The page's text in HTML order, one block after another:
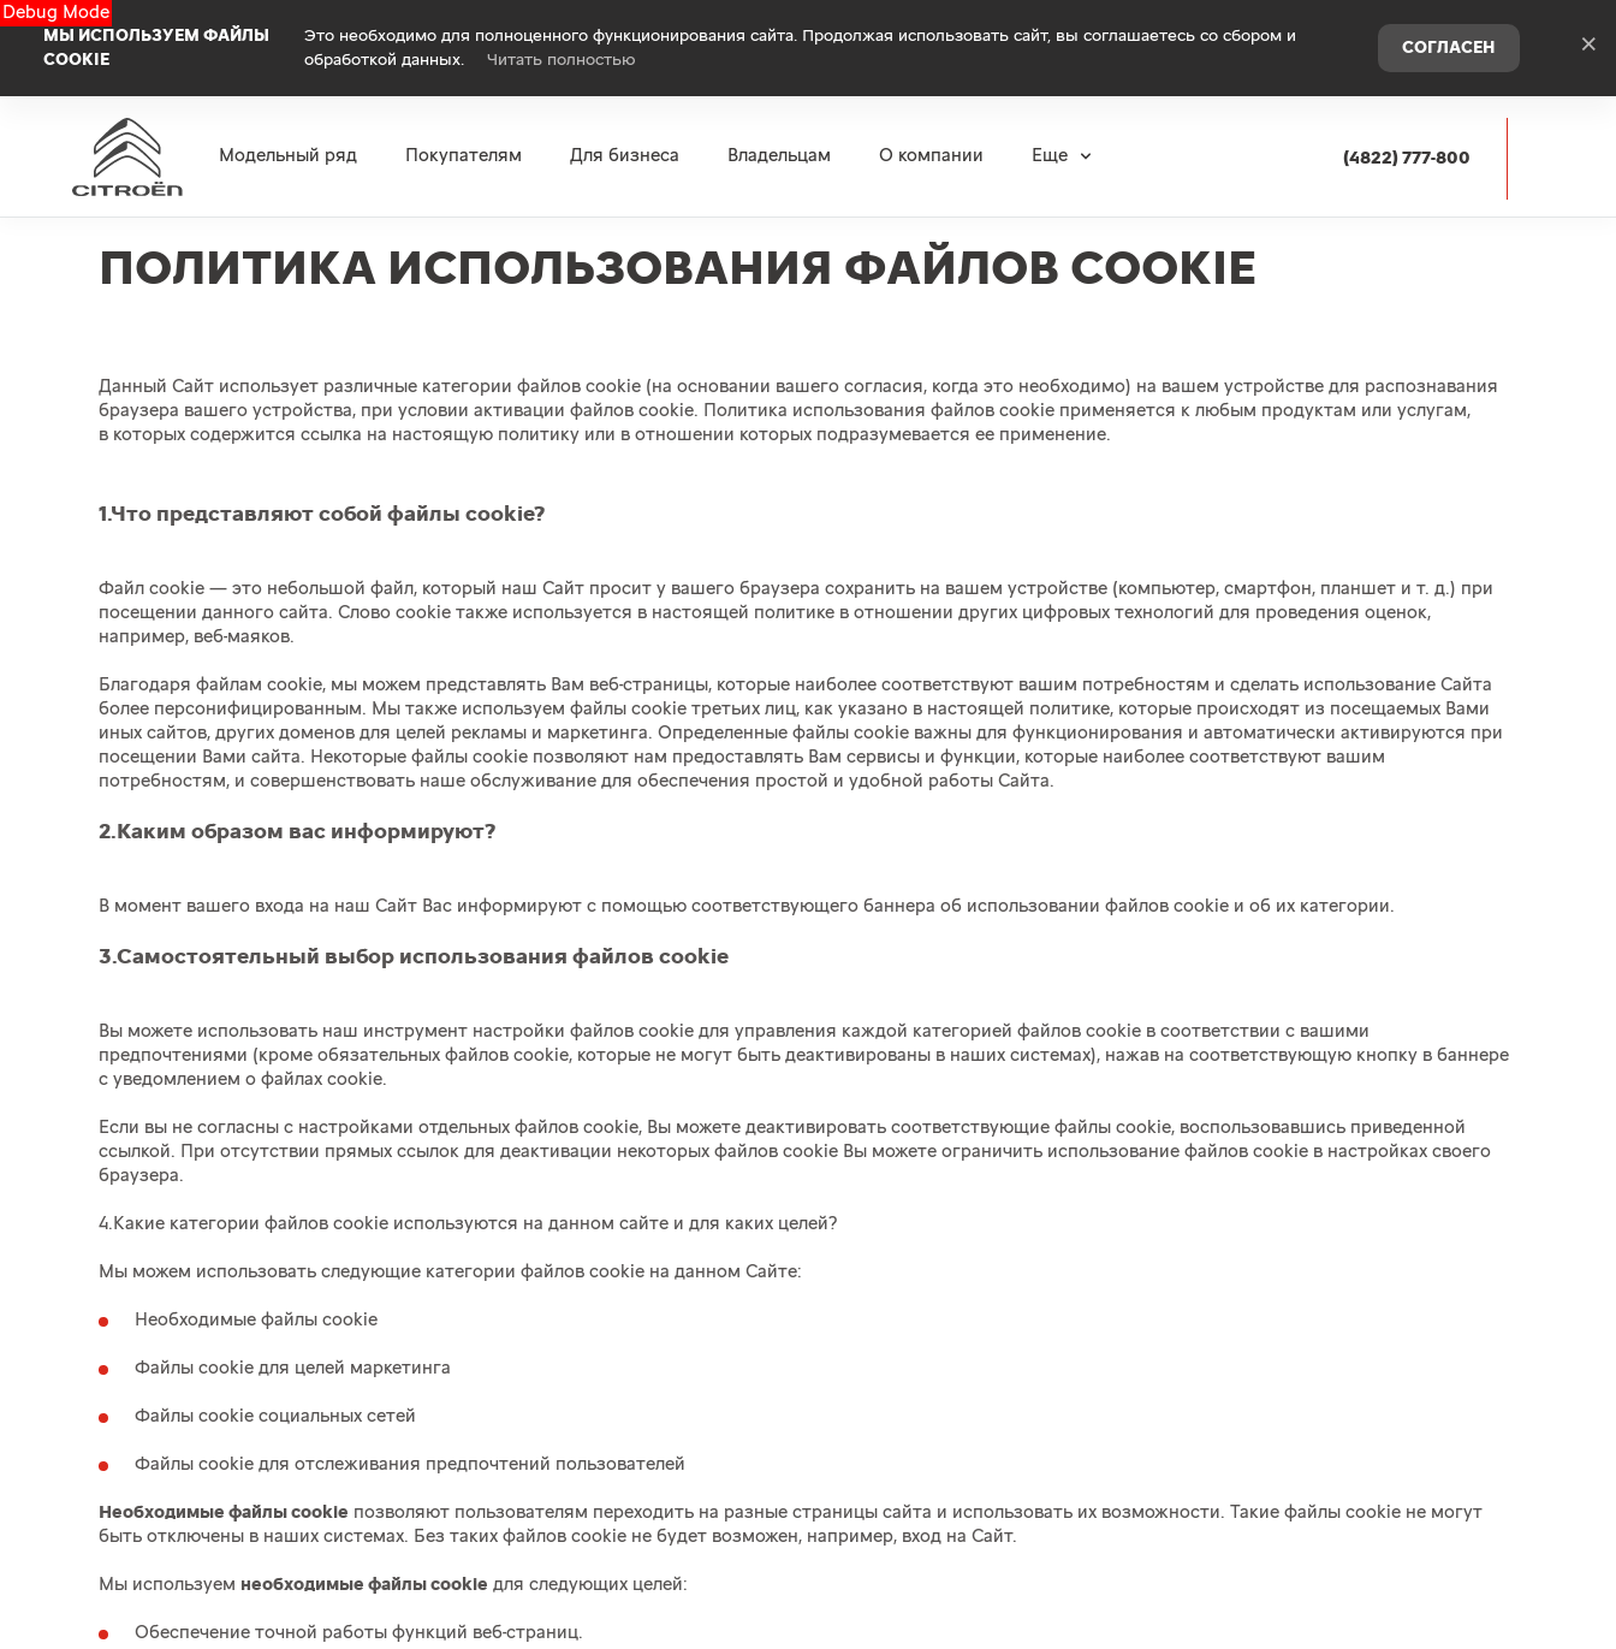
Debug Mode
МЫ ИСПОЛЬЗУЕМ ФАЙЛЫ
COOKIE
Это необходимо для полноценного функционирования сайта. Продолжая использовать сайт, вы соглашаетесь со сбором и
обработкой данных.
Читать полностью
СОГЛАСЕН ×
Модельный ряд Покупателям Для бизнеса Владельцам О компании Еще (4822) 777-800
ПОЛИТИКА ИСПОЛЬЗОВАНИЯ ФАЙЛОВ COOKIE
Данный Cайт использует различные категории файлов cookie (на основании вашего согласия, когда это необходимо) на вашем устройстве для распознавания
браузера вашего устройства, при условии активации файлов cookie. Политика использования файлов cookie применяется к любым продуктам или услугам,
в которых содержится ссылка на настоящую политику или в отношении которых подразумевается ее применение.
1.Что представляют собой файлы cookie?
Файл cookie — это небольшой файл, который наш Сайт просит у вашего браузера сохранить на вашем устройстве (компьютер, смартфон, планшет и т. д.) при
посещении данного сайта. Слово cookie также используется в настоящей политике в отношении других цифровых технологий для проведения оценок,
например, веб-маяков.
Благодаря файлам cookie, мы можем представлять Вам веб-страницы, которые наиболее соответствуют вашим потребностям и сделать использование Сайта
более персонифицированным. Мы также используем файлы cookie третьих лиц, как указано в настоящей политике, которые происходят из посещаемых Вами
иных сайтов, других доменов для целей рекламы и маркетинга. Определенные файлы cookie важны для функционирования и автоматически активируются при
посещении Вами сайта. Некоторые файлы cookie позволяют нам предоставлять Вам сервисы и функции, которые наиболее соответствуют вашим
потребностям, и совершенствовать наше обслуживание для обеспечения простой и удобной работы Сайта.
2.Каким образом вас информируют?
В момент вашего входа на наш Сайт Вас информируют с помощью соответствующего баннера об использовании файлов cookie и об их категории.
3.Самостоятельный выбор использования файлов cookie
Вы можете использовать наш инструмент настройки файлов cookie для управления каждой категорией файлов cookie в соответствии с вашими
предпочтениями (кроме обязательных файлов cookie, которые не могут быть деактивированы в наших системах), нажав на соответствующую кнопку в баннере
с уведомлением о файлах cookie.
Если вы не согласны с настройками отдельных файлов cookie, Вы можете деактивировать соответствующие файлы cookie, воспользовавшись приведенной
ссылкой. При отсутствии прямых ссылок для деактивации некоторых файлов cookie Вы можете ограничить использование файлов cookie в настройках своего
браузера.
4.Какие категории файлов cookie используются на данном сайте и для каких целей?
Мы можем использовать следующие категории файлов cookie на данном Сайте:
Необходимые файлы cookie
Файлы cookie для целей маркетинга
Файлы cookie социальных сетей
Файлы cookie для отслеживания предпочтений пользователей
Необходимые файлы cookie позволяют пользователям переходить на разные страницы сайта и использовать их возможности. Такие файлы cookie не могут
быть отключены в наших системах. Без таких файлов cookie не будет возможен, например, вход на Сайт.
Мы используем необходимые файлы cookie для следующих целей:
Обеспечение точной работы функций веб-страниц.